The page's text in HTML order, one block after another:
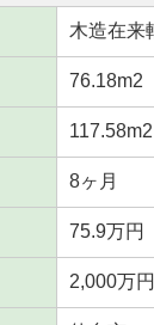
木造在来
76.18m2
117.58m2
8ヶ月
75.9万円
2,000万